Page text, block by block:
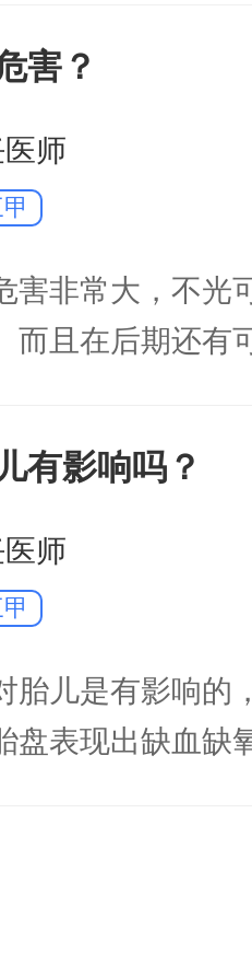
害？
师
害非常大，不光
而且在后期还有
致胎儿窒息死亡
情况的话，是会
影响到胎儿的健
有影响吗？
师
胎儿是有影响的
盘表现出缺血缺